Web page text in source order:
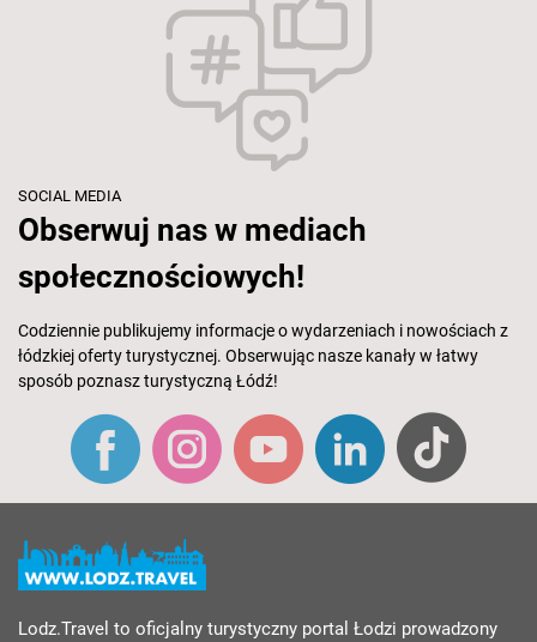
SOCIAL MEDIA
Obserwuj nas w mediach
społecznościowych!
Codziennie publikujemy informacje o wydarzeniach i nowościach z
łódzkiej oferty turystycznej. Obserwując nasze kanały w łatwy
sposób poznasz turystyczną Łódź!
Lodz.Travel to oficjalny turystyczny portal Łodzi prowadzony